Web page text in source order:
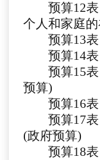
预算12表
个人和家庭
预算13表
预算14表
预算15表
预算)
预算16表
预算17表
(政府预算)
预算18表